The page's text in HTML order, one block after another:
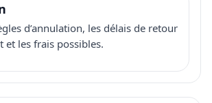
d’annulation, les délais de retour
et les frais possibles.